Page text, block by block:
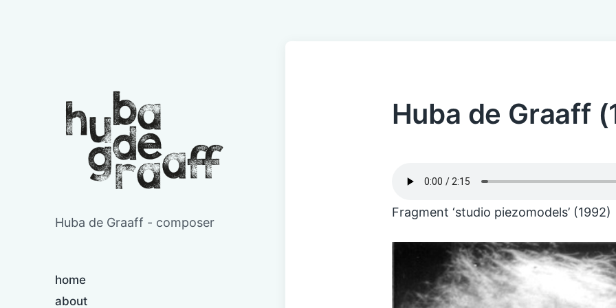
Huba de Graaff - composer
home
about
Huba de Graaff
Fragment ‘studio piezomodels’ (1992)